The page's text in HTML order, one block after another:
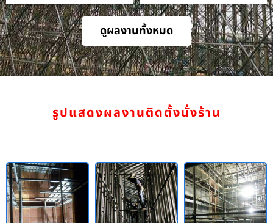
ดูผลงานทั้งหมด
รูปแสดงผลงานติดตั้งนั่งร้าน